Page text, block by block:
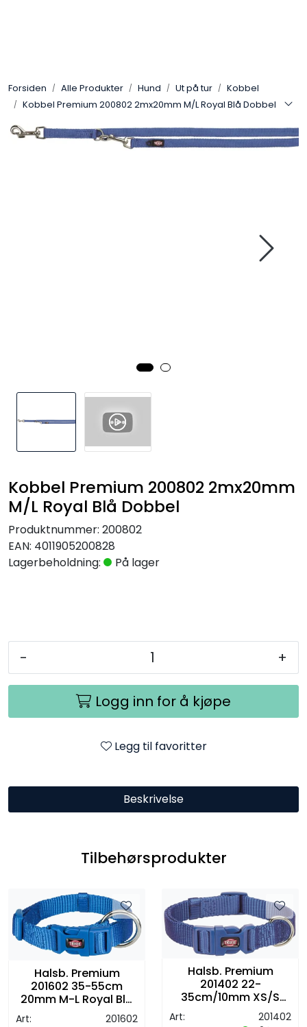
Forsiden Alle Produkter Hund Ut på tur
Kobbel
Kobbel Premium 200802 2mx20mm M/L Royal Blå Dobbel
Kobbel Premium 200802 2mx20mm
M/L Royal Blå Dobbel
Produktnummer: 200802
EAN: 4011905200828
Lagerbeholdning:
På lager
- +
Logg inn for å kjøpe
Legg til favoritter
Beskrivelse
Tilbehørsprodukter
Halsb. Premium
201602 35-55cm
20mm M-L Royal Blå
M/Hurtiglås
Art:
201602
Halsb. Premium
201402 22-
35cm/10mm XS/S
Royal Blå M/Hurtiglås
Art:
201402
Leverandører
Nyheter